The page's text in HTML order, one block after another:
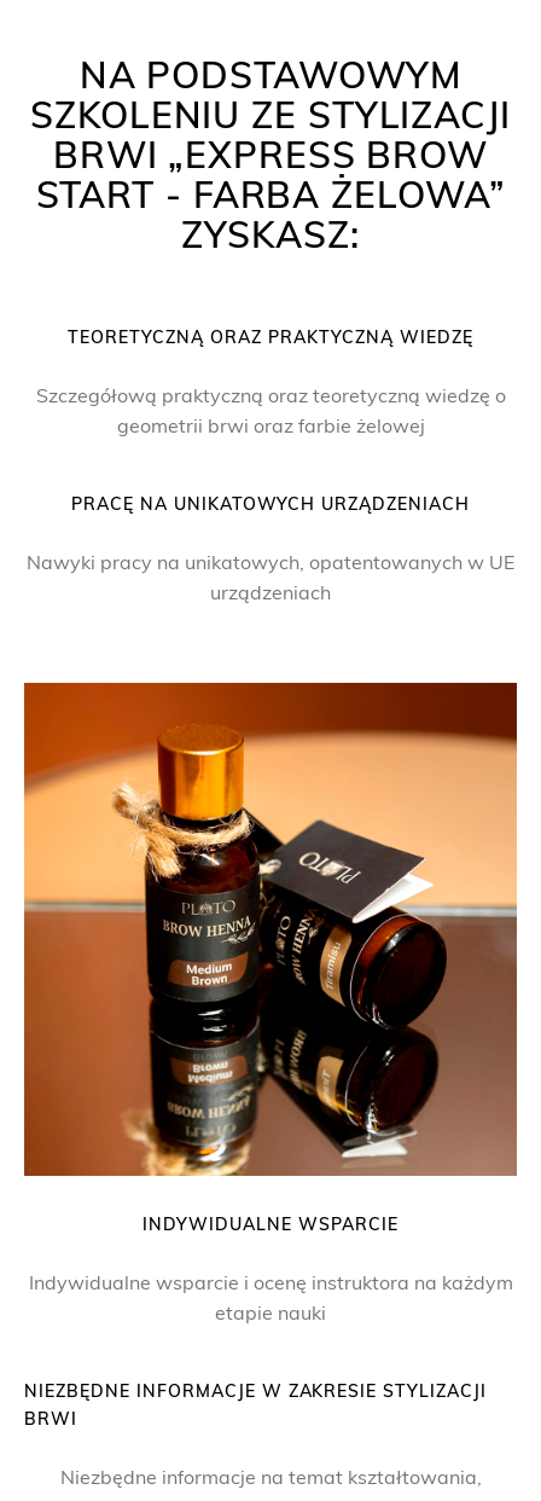
NA PODSTAWOWYM
SZKOLENIU ZE STYLIZACJI
BRWI „EXPRESS BROW
START - FARBA ŻELOWA”
ZYSKASZ:
TEORETYCZNĄ ORAZ PRAKTYCZNĄ WIEDZĘ
Szczegółową praktyczną oraz teoretyczną wiedzę o
geometrii brwi oraz farbie żelowej
PRACĘ NA UNIKATOWYCH URZĄDZENIACH
Nawyki pracy na unikatowych, opatentowanych w UE
urządzeniach
INDYWIDUALNE WSPARCIE
Indywidualne wsparcie i ocenę instruktora na każdym
etapie nauki
NIEZBĘDNE INFORMACJE W ZAKRESIE STYLIZACJI
BRWI
Niezbędne informacje na temat kształtowania,